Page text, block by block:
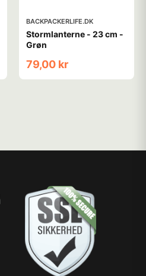
BACKPACKERLIFE.DK
Stormlanterne - 23 cm -
Grøn
79,00 kr